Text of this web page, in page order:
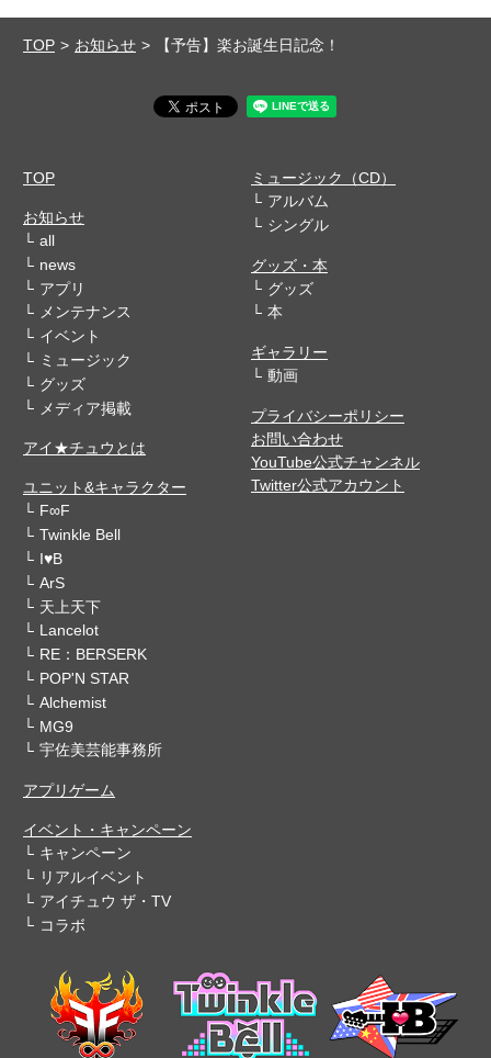
TOP お知らせ 【予告】楽お誕生日記念！
TOP
お知らせ
all
news
アプリ
メンテナンス
イベント
ミュージック
グッズ
メディア掲載
アイ★チュウとは
ユニット&キャラクター
F∞F
Twinkle Bell
I♥B
ArS
天上天下
Lancelot
RE：BERSERK
POP'N STAR
Alchemist
MG9
宇佐美芸能事務所
アプリゲーム
イベント・キャンペーン
キャンペーン
リアルイベント
アイチュウ ザ・TV
コラボ
ミュージック（CD）
アルバム
シングル
グッズ・本
グッズ
本
ギャラリー
動画
プライバシーポリシー
お問い合わせ
YouTube公式チャンネル
Twitter公式アカウント